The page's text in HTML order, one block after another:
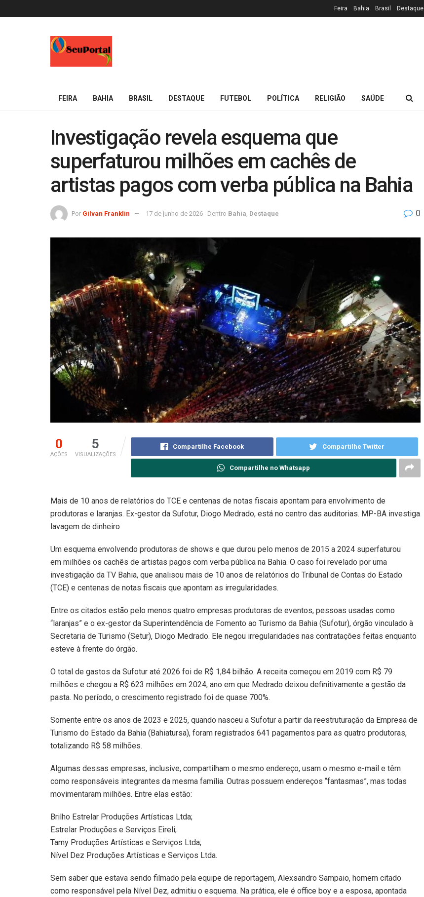
Feira Bahia Brasil Destaque
FEIRA BAHIA BRASIL DESTAQUE FUTEBOL POLÍTICA RELIGIÃO SAÚDE
Investigação revela esquema que
superfaturou milhões em cachês de
artistas pagos com verba pública na Bahia
Por Gilvan Franklin 17 de junho de 2026 Dentro Bahia Destaque 0
0
AÇÕES
5
VISUALIZAÇÕES
Compartilhe Facebook Compartilhe Twitter
Compartilhe no Whatsapp
Mais de 10 anos de relatórios do TCE e centenas de notas fiscais apontam para envolvimento de
produtoras e laranjas. Ex-gestor da Sufotur, Diogo Medrado, está no centro das auditorias. MP-BA investiga
lavagem de dinheiro
Um esquema envolvendo produtoras de shows e que durou pelo menos de 2015 a 2024 superfaturou
em milhões os cachês de artistas pagos com verba pública na Bahia. O caso foi revelado por uma
investigação da TV Bahia, que analisou mais de 10 anos de relatórios do Tribunal de Contas do Estado
(TCE) e centenas de notas fiscais que apontam as irregularidades.
Entre os citados estão pelo menos quatro empresas produtoras de eventos, pessoas usadas como
“laranjas” e o ex-gestor da Superintendência de Fomento ao Turismo da Bahia (Sufotur), órgão vinculado à
Secretaria de Turismo (Setur), Diogo Medrado. Ele negou irregularidades nas contratações feitas enquanto
esteve à frente do órgão.
O total de gastos da Sufotur até 2026 foi de R$ 1,84 bilhão. A receita começou em 2019 com R$ 79
milhões e chegou a R$ 623 milhões em 2024, ano em que Medrado deixou definitivamente a gestão da
pasta. No período, o crescimento registrado foi de quase 700%.
Somente entre os anos de 2023 e 2025, quando nasceu a Sufotur a partir da reestruturação da Empresa de
Turismo do Estado da Bahia (Bahiatursa), foram registrados 641 pagamentos para as quatro produtoras,
totalizando R$ 58 milhões.
Algumas dessas empresas, inclusive, compartilham o mesmo endereço, usam o mesmo e-mail e têm
como responsáveis integrantes da mesma família. Outras possuem endereços “fantasmas”, mas todas
movimentaram milhões. Entre elas estão:
Brilho Estrelar Produções Artísticas Ltda;
Estrelar Produções e Serviços Eireli;
Tamy Produções Artísticas e Serviços Ltda;
Nível Dez Produções Artísticas e Serviços Ltda.
Sem saber que estava sendo filmado pela equipe de reportagem, Alexsandro Sampaio, homem citado
como responsável pela Nível Dez, admitiu o esquema. Na prática, ele é office boy e a esposa, apontada